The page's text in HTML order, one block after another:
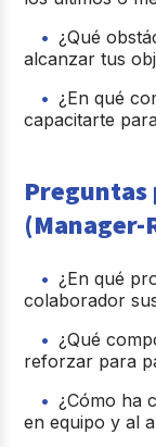
¿Qué
alcanzar tus
¿En qué
capacitarte
Preguntas
(Manager-
¿En qué
colaborador
¿Qué
reforzar para
¿Cómo ha
en equipo y al